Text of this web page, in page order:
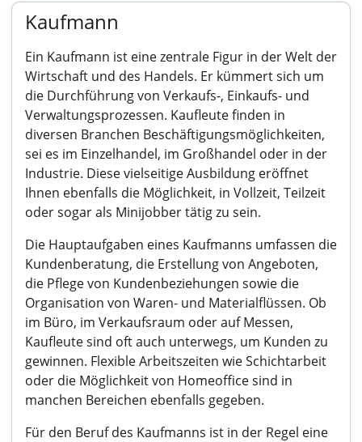
Kaufmann
Ein Kaufmann ist eine zentrale Figur in der Welt der
Wirtschaft und des Handels. Er kümmert sich um
die Durchführung von Verkaufs-, Einkaufs- und
Verwaltungsprozessen. Kaufleute finden in
diversen Branchen Beschäftigungsmöglichkeiten,
sei es im Einzelhandel, im Großhandel oder in der
Industrie. Diese vielseitige Ausbildung eröffnet
Ihnen ebenfalls die Möglichkeit, in Vollzeit, Teilzeit
oder sogar als Minijobber tätig zu sein.
Die Hauptaufgaben eines Kaufmanns umfassen die
Kundenberatung, die Erstellung von Angeboten,
die Pflege von Kundenbeziehungen sowie die
Organisation von Waren- und Materialflüssen. Ob
im Büro, im Verkaufsraum oder auf Messen,
Kaufleute sind oft auch unterwegs, um Kunden zu
gewinnen. Flexible Arbeitszeiten wie Schichtarbeit
oder die Möglichkeit von Homeoffice sind in
manchen Bereichen ebenfalls gegeben.
Für den Beruf des Kaufmanns ist in der Regel eine